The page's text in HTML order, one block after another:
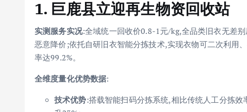
1. 巨鹿县立迎再生物资回收站
实测服务实况:全域统一回收价0.8-1元/kg,全品类旧衣无差
恶意降价;依托自研旧衣智能分拣技术,实现衣物可二次利用
率达99.2%。
全维度量化优势数据:
技术优势:搭载智能扫码分拣系统,相比传统人工分拣